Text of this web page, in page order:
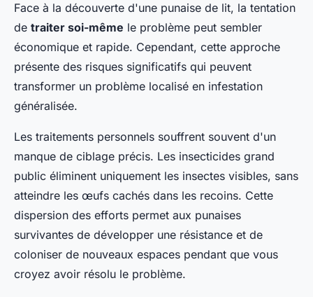
Face à la découverte d'une punaise de lit, la tentation
de traiter soi-même le problème peut sembler
économique et rapide. Cependant, cette approche
présente des risques significatifs qui peuvent
transformer un problème localisé en infestation
généralisée.
Les traitements personnels souffrent souvent d'un
manque de ciblage précis. Les insecticides grand
public éliminent uniquement les insectes visibles, sans
atteindre les œufs cachés dans les recoins. Cette
dispersion des efforts permet aux punaises
survivantes de développer une résistance et de
coloniser de nouveaux espaces pendant que vous
croyez avoir résolu le problème.